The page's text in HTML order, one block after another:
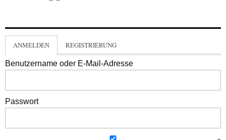
ANMELDEN REGISTRIERUNG
Benutzername oder E-Mail-Adresse
Passwort